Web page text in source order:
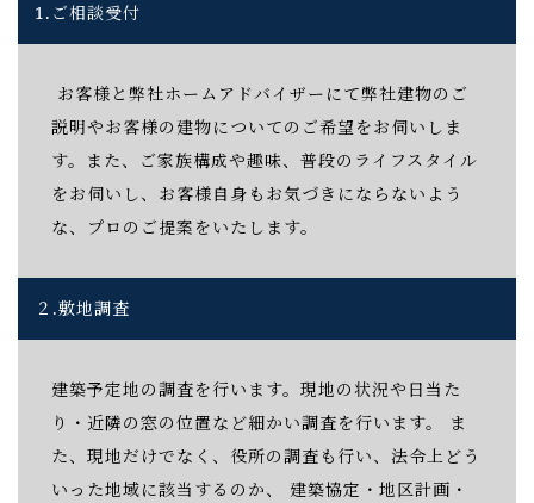
1.ご相談受付
お客様と弊社ホームアドバイザーにて弊社建物のご
説明やお客様の建物についてのご希望をお伺いしま
す。また、ご家族構成や趣味、普段のライフスタイル
をお伺いし、お客様自身もお気づきにならないよう
な、プロのご提案をいたします。
２.敷地調査
建築予定地の調査を行います。現地の状況や日当た
り・近隣の窓の位置など細かい調査を行います。 ま
た、現地だけでなく、役所の調査も行い、法令上どう
いった地域に該当するのか、 建築協定・地区計画・